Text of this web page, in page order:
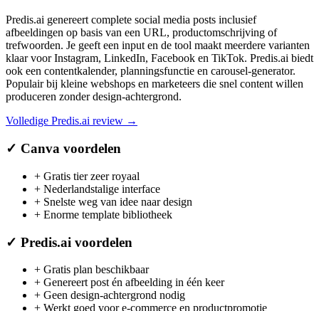
Predis.ai genereert complete social media posts inclusief
afbeeldingen op basis van een URL, productomschrijving of
trefwoorden. Je geeft een input en de tool maakt meerdere varianten
klaar voor Instagram, LinkedIn, Facebook en TikTok. Predis.ai biedt
ook een contentkalender, planningsfunctie en carousel-generator.
Populair bij kleine webshops en marketeers die snel content willen
produceren zonder design-achtergrond.
Volledige Predis.ai review →
✓ Canva voordelen
+ Gratis tier zeer royaal
+ Nederlandstalige interface
+ Snelste weg van idee naar design
+ Enorme template bibliotheek
✓ Predis.ai voordelen
+ Gratis plan beschikbaar
+ Genereert post én afbeelding in één keer
+ Geen design-achtergrond nodig
+ Werkt goed voor e-commerce en productpromotie